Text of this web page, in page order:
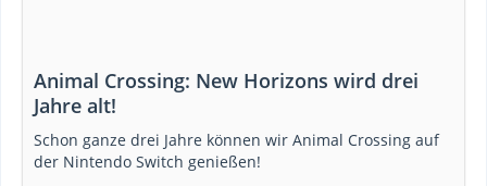
Animal Crossing: New Horizons wird drei
Jahre alt!
Schon ganze drei Jahre können wir Animal Crossing auf
der Nintendo Switch genießen!